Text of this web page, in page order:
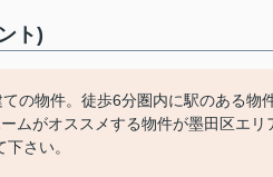
ト)
の物件。徒歩6分圏内に駅のある物
ムがオススメする物件が墨田区エリ
さい。